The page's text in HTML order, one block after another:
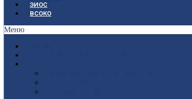
ЭИОС
ВСОКО
Меню